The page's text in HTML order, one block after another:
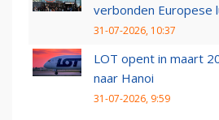
verbonden Europese
31-07-2026, 10:37
LOT opent in maart
naar Hanoi
31-07-2026, 9:59